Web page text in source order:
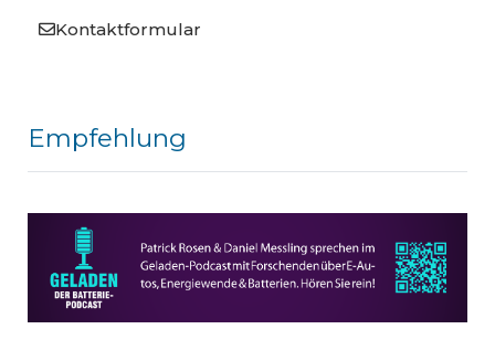
Kontaktformular
Empfehlung